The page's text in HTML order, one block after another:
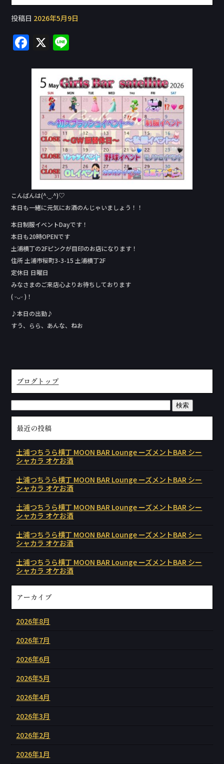
投稿日 2026年5月9日
F
c
X
e
こんばんは(^._.^)♡
本日も一緒に元気にお酒のんじゃいましょう！！
本日制服イベントDay‬です！
本日も20時OPENです
土浦横丁の2Fピンクが目印のお店になります！
住所 土浦市桜町3-3-15 土浦横丁2F
定休日 日曜日
みなさまのご来店心よりお待ちしております
( ᵕᴗᵕ )！
♪本日の出勤♪
すう、らら、あんな、ねお
ブログトップ
最近の投稿
土浦つちうら横丁 MOON BAR Lounge ーズメントBAR シー
シャカラ オケお酒
土浦つちうら横丁 MOON BAR Lounge ーズメントBAR シー
シャカラ オケお酒
土浦つちうら横丁 MOON BAR Lounge ーズメントBAR シー
シャカラ オケお酒
土浦つちうら横丁 MOON BAR Lounge ーズメントBAR シー
シャカラ オケお酒
土浦つちうら横丁 MOON BAR Lounge ーズメントBAR シー
シャカラ オケお酒
アーカイブ
2026年8月
2026年7月
2026年6月
2026年5月
2026年4月
2026年3月
2026年2月
2026年1月